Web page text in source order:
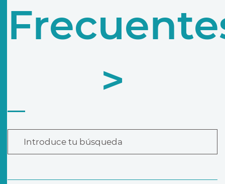
>
Introduce tu búsqueda